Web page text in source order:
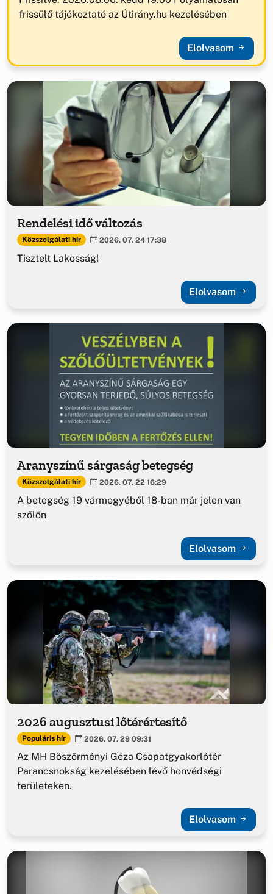
frissülő tájékoztató az Útirány.hu kezelésében
Elolvasom
Rendelési idő változás
Közszolgálati hír 2026. 07. 24 17:38
Tisztelt Lakosság!
Elolvasom
Aranyszínű sárgaság betegség
Közszolgálati hír 2026. 07. 22 16:29
A betegség 19 vármegyéből 18-ban már jelen van
szőlőn
Elolvasom
2026 augusztusi lőtérértesítő
Populáris hír 2026. 07. 29 09:31
Az MH Böszörményi Géza Csapatgyakorlótér
Parancsnokság kezelésében lévő honvédségi
területeken.
Elolvasom